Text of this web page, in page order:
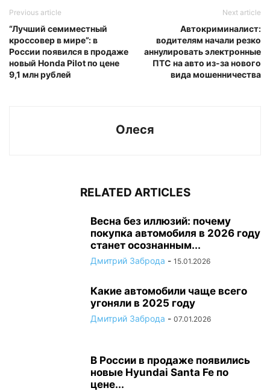
Previous article
“Лучший семиместный
кроссовер в мире”: в
России появился в продаже
новый Honda Pilot по цене
9,1 млн рублей
Next article
Автокриминалист:
водителям начали резко
аннулировать электронные
ПТС на авто из-за нового
вида мошенничества
Олеся
RELATED ARTICLES
Весна без иллюзий: почему
покупка автомобиля в 2026 году
станет осознанным...
Дмитрий Заброда - 15.01.2026
Какие автомобили чаще всего
угоняли в 2025 году
Дмитрий Заброда - 07.01.2026
В России в продаже появились
новые Hyundai Santa Fe по
цене...